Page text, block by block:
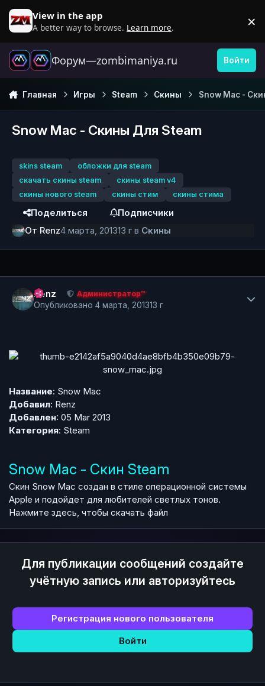
Перейти к содержанию
View in the app
A better way to browse. Learn more. ×
Форум—zombimaniya.ru Войти
Главная Игры Steam Скины Snow Mac -
Snow Mac - Скины Для Steam
skins steam
обложки для steam
скачать скины steam
скины steam v4
скины нового steam
скины стим скины стима
Поделиться
Подписчики
От Renz4 марта, 201313 г в Скины
Renz Администратор™
Опубликовано 4 марта, 201313 г
Название: Snow Mac
Добавил: Renz
Добавлен: 05 Mar 2013
Категория: Steam
Snow Mac - Скин Steam
Скин Snow Mac создан в стиле операционной системы
Apple и подойдет для любителей светлых тонов.
Нажмите здесь, чтобы скачать файл
Для публикации сообщений создайте
учётную запись или авторизуйтесь
Регистрация нового пользователя
Войти